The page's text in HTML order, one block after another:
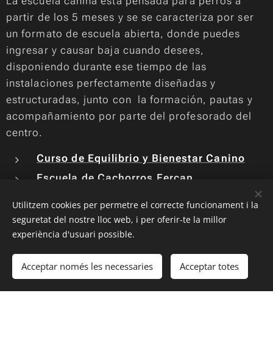
partir de los 5 meses y se se caracteriza por ser
un formato de escuela abierta, donde puedes
ingresar y causar baja cuando desees,
disponiendo durante ese tiempo de las
instalaciones perfectamente diseñadas y
estructuradas, junto con la formación, pautas y
acompañamiento por parte del profesorado del
centro.
Curso de Equilibrio y Bienestar Canino
Escuela de Cachorros Fercan
Contacta con nosotros
para más información:
Click Aquí
Utilitzem cookies per permetre el correcte funcionament i la
seguretat del nostre lloc web, i per oferir-te la millor
experiència d'usuari possible.
Acceptar només les necessaries Acceptar totes